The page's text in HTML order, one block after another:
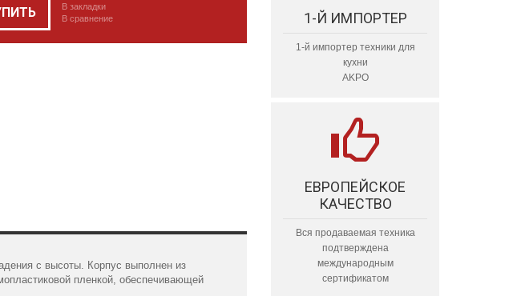
В закладки
В сравнение
с высоты. Корпус выполнен из
пленкой, обеспечивающей
1-Й ИМПОРТЕР
1-й импортер техники для
кухни
AKPO
ЕВРОПЕЙСКОЕ
КАЧЕСТВО
Вся продаваемая техника
подтверждена
международным
сертификатом